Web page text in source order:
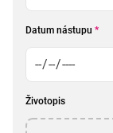
Datum nástupu *
Životopis